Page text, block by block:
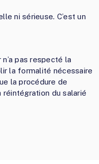
ni sérieuse. C’est un
pas respecté la
la formalité nécessaire
la procédure de
du salarié